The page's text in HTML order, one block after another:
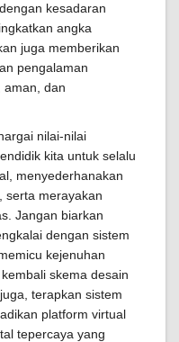
kesadaran
angka
juga memberikan
pengalaman
aman, dan
nilai-nilai
kita untuk selalu
menyederhanakan
serta merayakan
Jangan biarkan
dengan sistem
kejenuhan
skema desain
terapkan sistem
platform virtual
tepercaya yang